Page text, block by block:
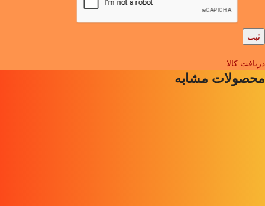
دریافت کالا
محصولات مشابه